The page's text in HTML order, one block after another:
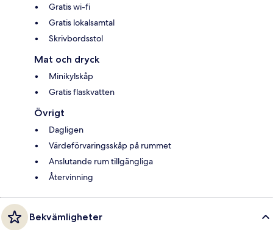
Gratis wi-fi
Gratis lokalsamtal
Skrivbordsstol
Mat och dryck
Minikylskåp
Gratis flaskvatten
Övrigt
Dagligen
Värdeförvaringsskåp på rummet
Anslutande rum tillgängliga
Återvinning
Bekvämligheter